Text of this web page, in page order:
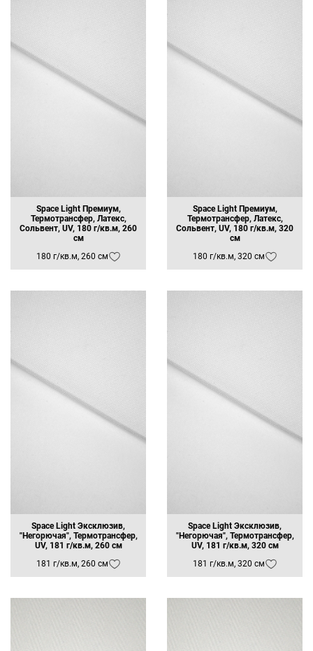
Space Light Премиум,
Термотрансфер, Латекс,
Сольвент, UV, 180 г/кв.м, 260
см
180 г/кв.м, 260 см
Space Light Премиум,
Термотрансфер, Латекс,
Сольвент, UV, 180 г/кв.м, 320
см
180 г/кв.м, 320 см
Space Light Эксклюзив,
"Негорючая", Термотрансфер,
UV, 181 г/кв.м, 260 см
181 г/кв.м, 260 см
Space Light Эксклюзив,
"Негорючая", Термотрансфер,
UV, 181 г/кв.м, 320 см
181 г/кв.м, 320 см